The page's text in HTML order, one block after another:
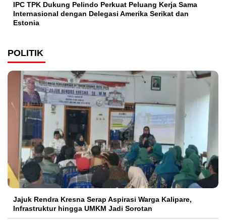
IPC TPK Dukung Pelindo Perkuat Peluang Kerja Sama
Internasional dengan Delegasi Amerika Serikat dan
Estonia
POLITIK
Jajuk Rendra Kresna Serap Aspirasi Warga Kalipare,
Infrastruktur hingga UMKM Jadi Sorotan